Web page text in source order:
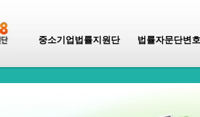
중소기업법률지원단 법률자문단변